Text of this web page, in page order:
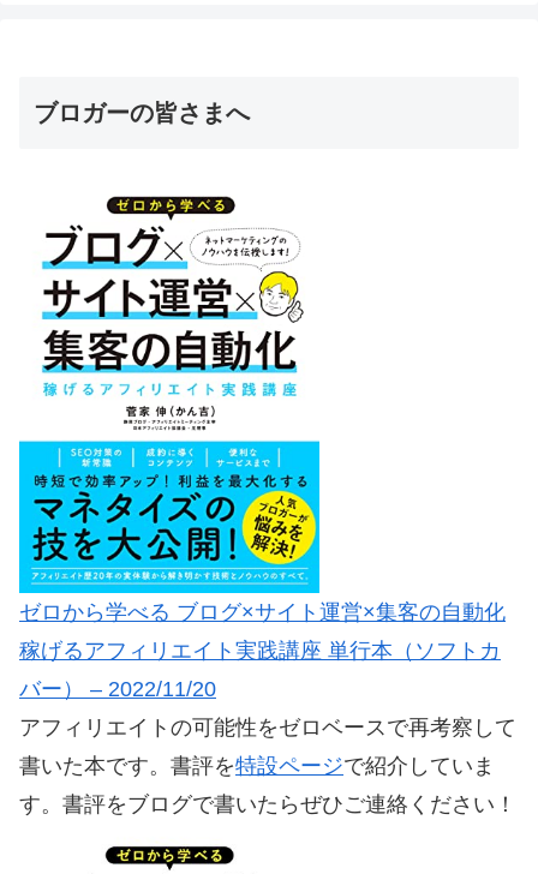
ブロガーの皆さまへ
ゼロから学べる ブログ×サイト運営×集客の自動化
稼げるアフィリエイト実践講座 単行本（ソフトカ
バー） – 2022/11/20
アフィリエイトの可能性をゼロベースで再考察して
書いた本です。書評を特設ページで紹介していま
す。書評をブログで書いたらぜひご連絡ください！